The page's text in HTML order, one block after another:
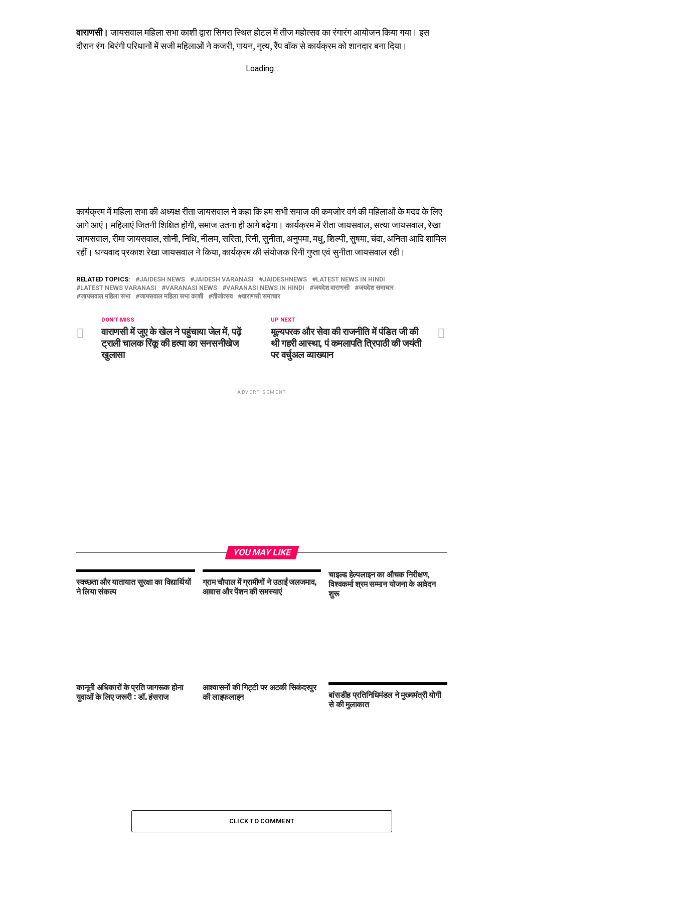
वाराणसी। जायसवाल महिला सभा काशी द्वारा सिगरा स्थित होटल में तीज महोत्सव का रंगारंग आयोजन किया गया। इस
दौरान रंग-बिरंगी परिधानों में सजी महिलाओं ने कजरी, गायन, नृत्य, रैंप वॉक से कार्यक्रम को शानदार बना दिया।
Loading...
कार्यक्रम में महिला सभा की अध्यक्ष रीता जायसवाल ने कहा कि हम सभी समाज की कमजोर वर्ग की महिलाओं के मदद के लिए
आगे आएं। महिलाएं जितनी शिक्षित होंगी, समाज उतना ही आगे बढ़ेगा। कार्यक्रम में रीता जायसवाल, सत्या जायसवाल, रेखा
जायसवाल, रीमा जायसवाल, सोनी, निधि, नीलम, सरिता, रिनी, सुनीता, अनुपमा, मधु, शिल्पी, सुषमा, चंदा, अनिता आदि शामिल
रहीं। धन्यवाद प्रकाश रेखा जायसवाल ने किया, कार्यक्रम की संयोजक रिनी गुप्ता एवं सुनीता जायसवाल रही।
RELATED TOPICS: JAIDESH NEWS JAIDESH VARANASI JAIDESHNEWS
LATEST NEWS IN HINDI
LATEST NEWS VARANASI
VARANASI NEWS VARANASI NEWS IN HINDI जयदेश वाराणसी
जयदेश समाचार
जायसवाल महिला सभा
जायसवाल महिला सभा काशी तीजोत्सव वाराणसी समाचार
UP NEXT
मूल्यपरक और सेवा की राजनीति में पंडित जी की
थी गहरी आस्था, पं कमलापति त्रिपाठी की जयंती
पर वर्चुअल व्याख्यान
DON'T MISS
वाराणसी में जुए के खेल ने पहुंचाया जेल में, पढ़ें
ट्राली चालक रिंकू की हत्या का सनसनीखेज
खुलासा
ADVERTISEMENT
YOU MAY LIKE
स्वच्छता और यातायात सुरक्षा का विद्यार्थियों
ने लिया संकल्प
ग्राम चौपाल में ग्रामीणों ने उठाईं जलजमाव,
आवास और पेंशन की समस्याएं
चाइल्ड हेल्पलाइन का औचक निरीक्षण,
विश्वकर्मा श्रम सम्मान योजना के आवेदन
शुरू
कानूनी अधिकारों के प्रति जागरूक होना
युवाओं के लिए जरूरी : डॉ. हंसराज
आश्वासनों की गिट्टी पर अटकी सिकंदरपुर
की लाइफलाइन बांसडीह प्रतिनिधिमंडल ने मुख्यमंत्री योगी
से की मुलाकात
CLICK TO COMMENT